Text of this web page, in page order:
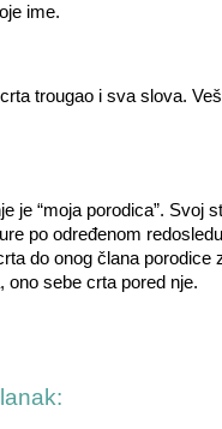
ime.
trougao i sva slova.
je “moja porodica”. Svoj
po određenom
do onog člana porodice
ono sebe crta pored nje.